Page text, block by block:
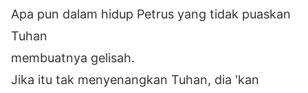
Apa pun dalam hidup Petrus yang tidak puaskan
Tuhan
membuatnya gelisah.
Jika itu tak menyenangkan Tuhan, dia 'kan